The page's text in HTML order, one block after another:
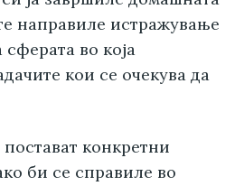
направиле истражување
сферата во која
кои се очекува да
конкретни
би се справиле во